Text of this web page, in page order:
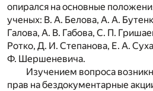
опирался на основные
ученых: В. А. Белова, А. А.
Галова, А. В. Габова, С. П.
Ротко, Д. И. Степанова, Е. А.
Ф. Шершеневича.
Изучением вопроса
прав на бездокументарные